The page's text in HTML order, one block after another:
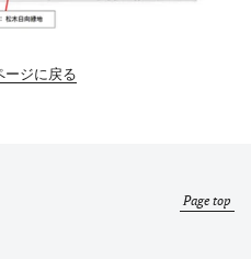
ージに戻る
Page top